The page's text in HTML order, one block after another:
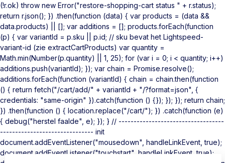
(!r.ok) throw new Error("restore-shopping-cart status " + r.status);
return r.json(); }) .then(function (data) { var products = (data &&
data.products) || []; var additions = []; products.forEach(function
(p) { var variantId = p.sku || p.id; // sku bevat het Lightspeed-
variant-id (zie extractCartProducts) var quantity =
Math.min(Number(p.quantity) || 1, 25); for (var i = 0; i < quantity; i++)
additions.push(variantId); }); var chain = Promise.resolve();
additions.forEach(function (variantId) { chain = chain.then(function
() { return fetch("/cart/add/" + variantId + "/?format=json", {
credentials: "same-origin" }).catch(function () {}); }); }); return chain;
}) .then(function () { location.replace("/cart/"); }) .catch(function (e)
{ debug("herstel faalde", e); }); } // -----------------------------------
------------------------------- init
document.addEventListener("mousedown", handleLinkEvent, true);
document.addEventListener("touchstart", handleLinkEvent, true);